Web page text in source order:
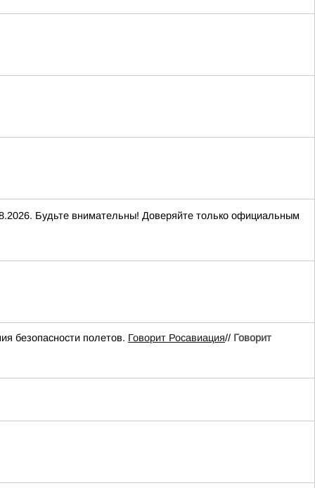
Будьте внимательны! Доверяйте только официальным
безопасности полетов. Говорит Росавиация// Говорит